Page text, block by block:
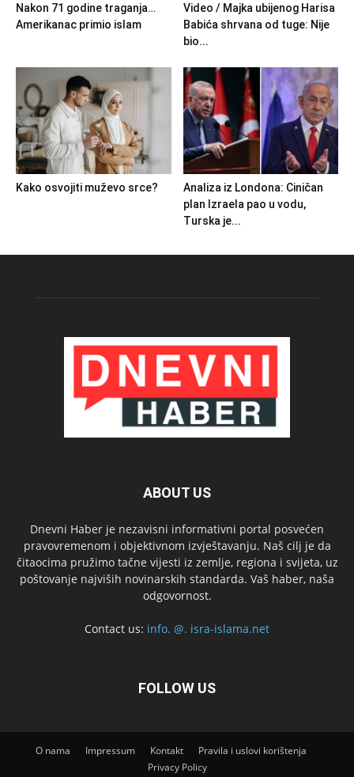
Nakon 71 godine traganja…
Amerikanac primio islam
Video / Majka ubijenog Harisa
Babića shrvana od tuge: Nije
bio...
Kako osvojiti muževo srce?
Analiza iz Londona: Ciničan
plan Izraela pao u vodu,
Turska je...
ABOUT US
Dnevni Haber je nezavisni informativni portal posvećen
pravovremenom i objektivnom izvještavanju. Naš cilj je da
čitaocima pružimo tačne vijesti iz zemlje, regiona i svijeta, uz
poštovanje najviših novinarskih standarda. Vaš haber, naša
odgovornost.
Contact us: info. @. isra-islama.net
FOLLOW US
O nama Impressum Kontakt
Pravila i uslovi korištenja
Privacy Policy